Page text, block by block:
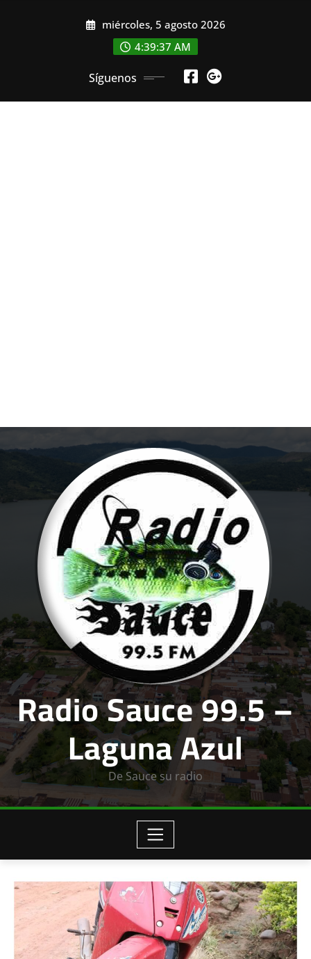
miércoles, 5 agosto 2026
4:39:38 AM
Síguenos
Radio Sauce 99.5 –
Laguna Azul
De Sauce su radio